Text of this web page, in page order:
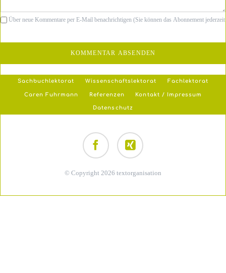
Über neue Kommentare per E-Mail benachrichtigen (Sie können das Abonnement jederzeit
KOMMENTAR ABSENDEN
Navigation
Sachbuchlektorat Wissenschaftslektorat Fachlektorat
Caren Fuhrmann Referenzen Kontakt / Impressum
Datenschutz
© Copyright 2026 textorganisation